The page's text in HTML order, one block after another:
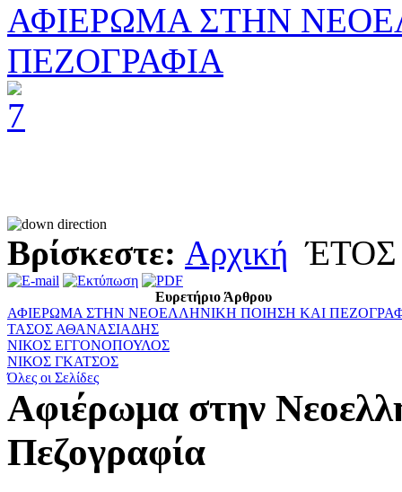
ΑΦΙΕΡΩΜΑ ΣΤΗΝ
ΠΕΖΟΓΡΑΦΙΑ
Βρίσκεστε: Αρχική ΈΤΟΣ
Ευρετήριο Άρθρου
ΑΦΙΕΡΩΜΑ ΣΤΗΝ ΝΕΟΕΛΛΗΝΙΚΗ ΠΟΙΗΣΗ ΚΑΙ
ΤΑΣΟΣ ΑΘΑΝΑΣΙΑΔΗΣ
ΝΙΚΟΣ ΕΓΓΟΝΟΠΟΥΛΟΣ
ΝΙΚΟΣ ΓΚΑΤΣΟΣ
Όλες οι Σελίδες
Αφιέρωμα στην
Πεζογραφία